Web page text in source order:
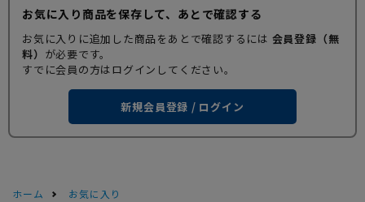
お気に入り商品を保存して、あとで確認する
お気に入りに追加した商品をあとで確認するには 会員登録（無
料） が必要です。
すでに会員の方はログインしてください。
新規会員登録 / ログイン
ホーム お気に入り